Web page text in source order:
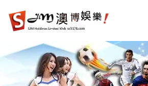
娛
樂
百